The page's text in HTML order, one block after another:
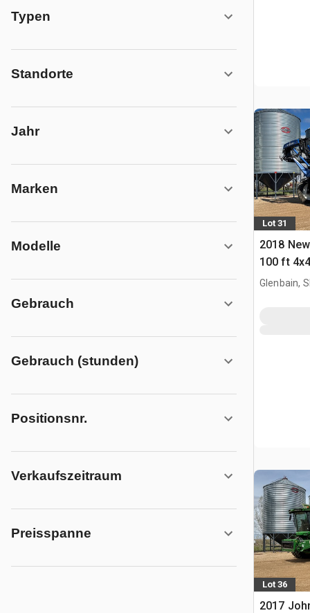
Typen
Standorte
Jahr
Marken
Modelle
Gebrauch
Gebrauch (stunden)
Positionsnr.
Verkaufszeitraum
Preisspanne
Lot 31
2018
100 ft
Glenbain,
Lot 36
2017